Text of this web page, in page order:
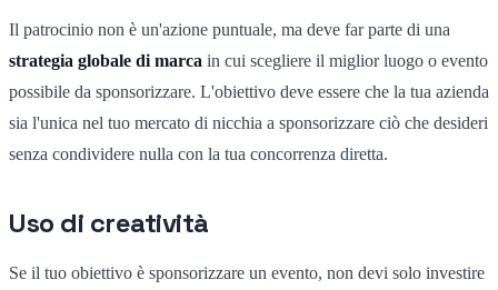
Il patrocinio non è un'azione puntuale, ma deve far parte di una
strategia globale di marca in cui scegliere il miglior luogo o evento
possibile da sponsorizzare. L'obiettivo deve essere che la tua azienda
sia l'unica nel tuo mercato di nicchia a sponsorizzare ciò che desideri
senza condividere nulla con la tua concorrenza diretta.
Uso di creatività
Se il tuo obiettivo è sponsorizzare un evento, non devi solo investire